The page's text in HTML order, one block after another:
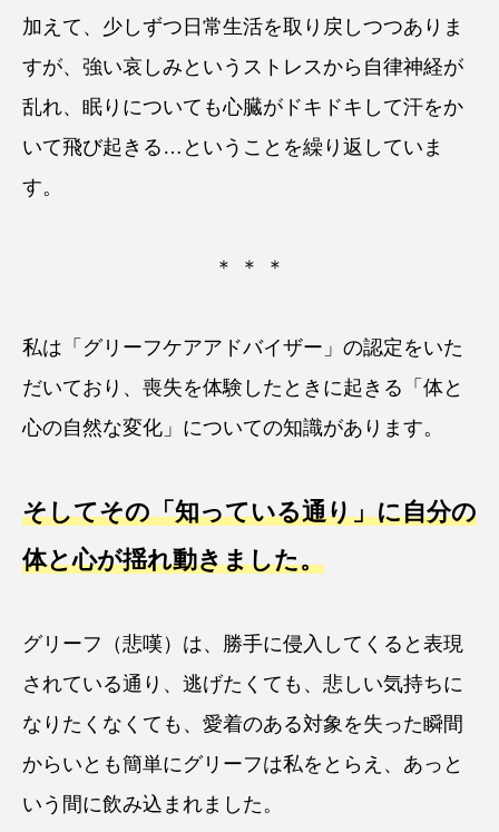
加えて、少しずつ日常生活を取り戻しつつありま
すが、強い哀しみというストレスから自律神経が
乱れ、眠りについても心臓がドキドキして汗をか
いて飛び起きる…ということを繰り返していま
す。
＊ ＊ ＊
私は「グリーフケアアドバイザー」の認定をいた
だいており、喪失を体験したときに起きる「体と
心の自然な変化」についての知識があります。
そしてその「知っている通り」に自分の
体と心が揺れ動きました。
グリーフ（悲嘆）は、勝手に侵入してくると表現
されている通り、逃げたくても、悲しい気持ちに
なりたくなくても、愛着のある対象を失った瞬間
からいとも簡単にグリーフは私をとらえ、あっと
いう間に飲み込まれました。